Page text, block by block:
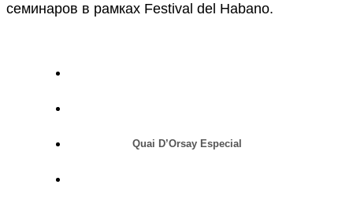
семинаров в рамках Festival del Habano.
Quai D’Orsay Especial